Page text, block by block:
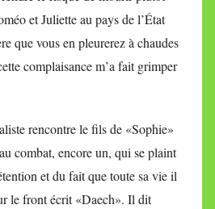
et Juliette au pays de l’État
que vous en pleurerez à chaudes
complaisance m’a fait grimper
rencontre le fils de «Sophie»
combat, encore un, qui se plaint
et du fait que toute sa vie il
le front écrit «Daech». Il dit